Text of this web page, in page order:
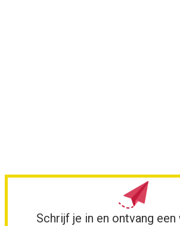
Schrijf je in en ontvang een